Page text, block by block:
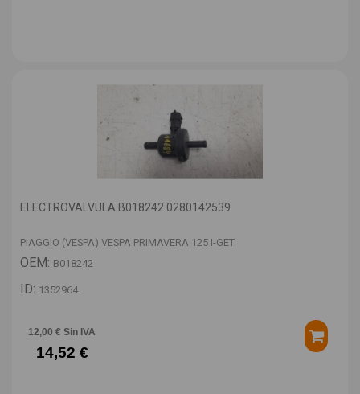
ELECTROVALVULA B018242 0280142539
PIAGGIO (VESPA) VESPA PRIMAVERA 125 I-GET
OEM: B018242
ID: 1352964
12,00 € Sin IVA
14,52 €